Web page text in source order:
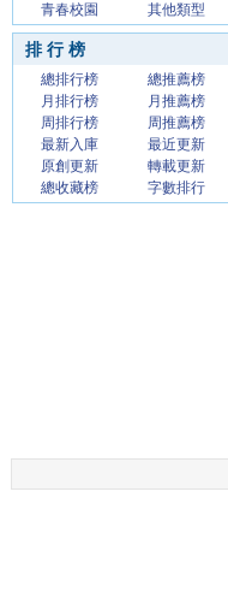
青春校園
其他類型
排 行 榜
總排行榜
總推薦榜
月排行榜
月推薦榜
周排行榜
周推薦榜
最新入庫
最近更新
原創更新
轉載更新
總收藏榜
字數排行